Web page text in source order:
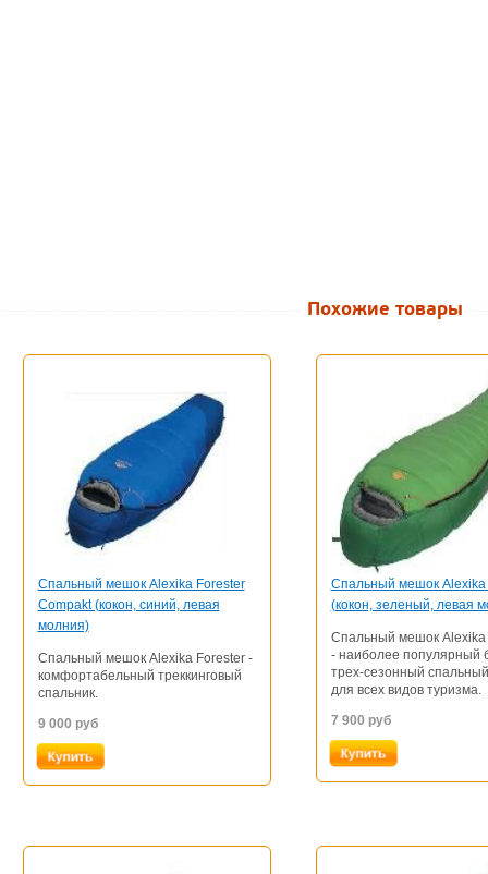
Похожие товары
Спальный мешок Alexika Forester
Compakt (кокон, синий, левая
молния)
Спальный мешок Alexika Forester -
комфортабельный треккинговый
спальник.
9 000 руб
Спaльный мeшoк Alexika
(кокон, зеленый, левая
Спaльный мeшoк Alexika
- наиболее популярный
трех-сезонный
для всех видов туризма.
7 900 руб